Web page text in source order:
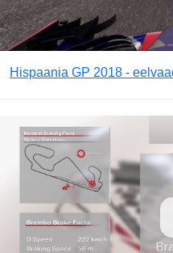
Hispaania GP 2018 -